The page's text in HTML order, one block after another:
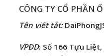
CÔNG TY CỔ PHẦN
Tên viết tắt:
VPĐD: Số 166 Tựu